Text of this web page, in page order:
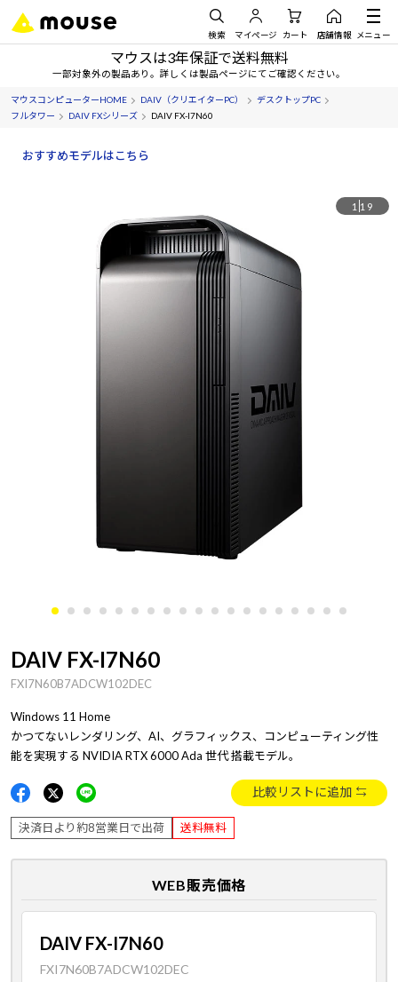
検索 マイページ カート 店舗情報 メニュー
マウスは3年保証で送料無料
一部対象外の製品あり。詳しくは製品ページにてご確認ください。
マウスコンピューターHOME DAIV（クリエイターPC）
デスクトップPC
フルタワー
DAIV FXシリーズ DAIV FX-I7N60
おすすめモデルはこちら
1 19
DAIV FX-I7N60
FXI7N60B7ADCW102DEC
Windows 11 Home
かつてないレンダリング、AI、グラフィックス、コンピューティング性
能を実現する NVIDIA RTX 6000 Ada 世代 搭載モデル。
比較リストに追加
決済日より約8営業日で出荷 送料無料
WEB販売価格
DAIV FX-I7N60
FXI7N60B7ADCW102DEC